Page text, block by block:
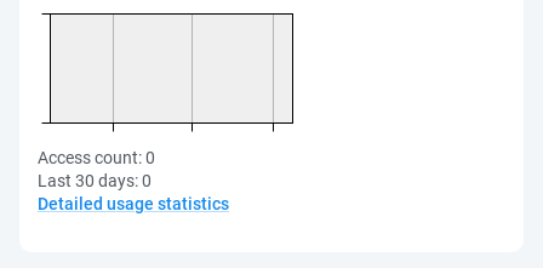
Access count:0
Last 30 days:0
Detailed usage statistics